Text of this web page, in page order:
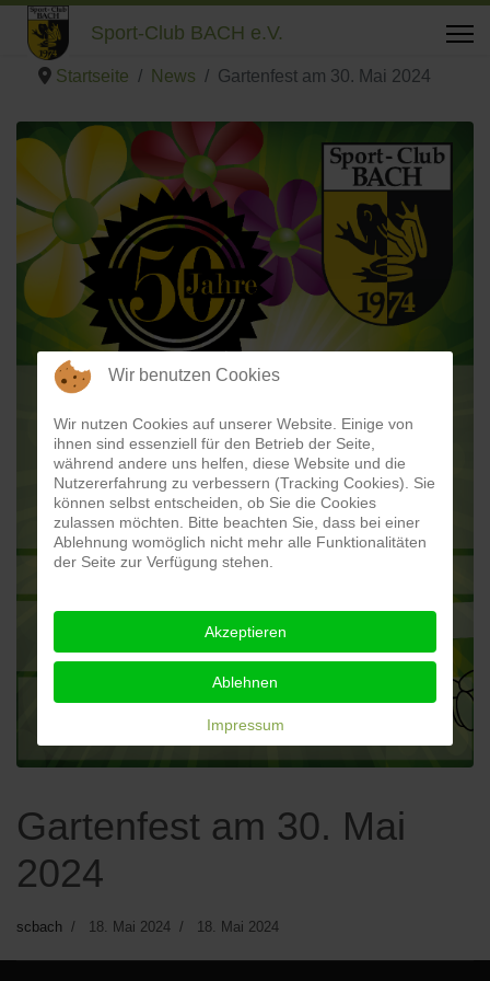
Sport-Club BACH e.V.
Startseite News Gartenfest am 30. Mai 2024
Gartenfest am 30. Mai
2024
scbach 18. Mai 2024 18. Mai 2024
Wir benutzen Cookies
Wir nutzen Cookies auf unserer Website. Einige von
ihnen sind essenziell für den Betrieb der Seite,
während andere uns helfen, diese Website und die
Nutzererfahrung zu verbessern (Tracking Cookies). Sie
können selbst entscheiden, ob Sie die Cookies
zulassen möchten. Bitte beachten Sie, dass bei einer
Ablehnung womöglich nicht mehr alle Funktionalitäten
der Seite zur Verfügung stehen.
Akzeptieren
Ablehnen
Impressum